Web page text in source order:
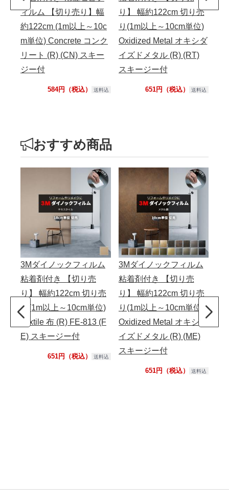
ィルム 【切り売り】幅
約122cm (1m以上～10c
m単位) Concrete コンク
リート (R) (CN) スキー
ジー付
584円（税込） 送料込
り】 幅約122cm 切り売
り(1m以上～10cm単位)
Oxidized Metal オキシダ
イズドメタル (R) (RT)
スキージー付
651円（税込） 送料込
り
おすすめ商品
3Mダイノックフィルム
粘着剤付き 【切り売
り】 幅約122cm 切り売
り(1m以上～10cm単位)
Textile 布 (R) FE-813 (F
E) スキージー付
651円（税込） 送料込
3Mダイノックフィルム
粘着剤付き 【切り売
り】 幅約122cm 切り売
り(1m以上～10cm単位)
Oxidized Metal オキシダ
イズドメタル (R) (ME)
スキージー付
651円（税込） 送料込